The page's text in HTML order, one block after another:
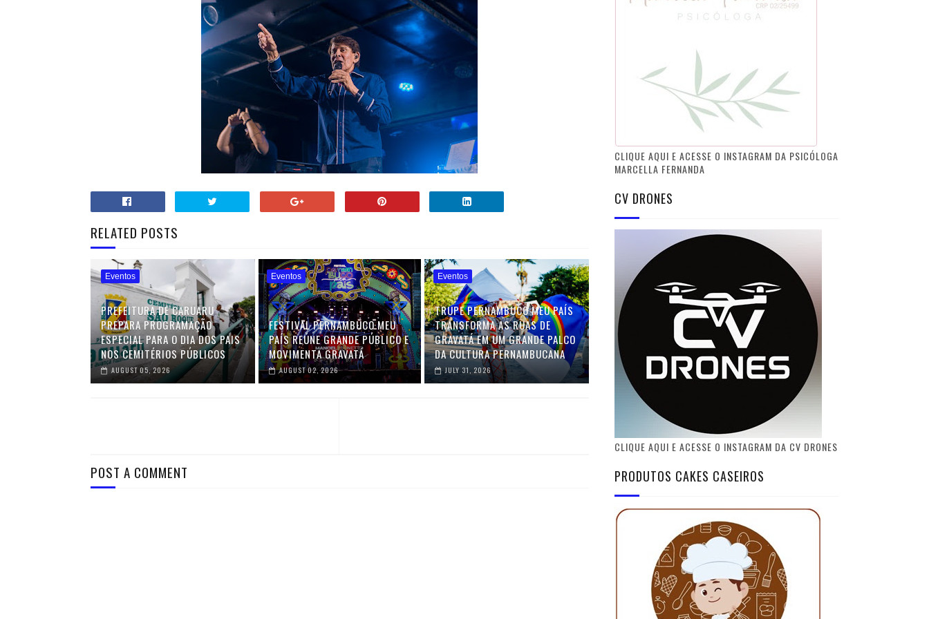
RELATED POSTS
Eventos
PREFEITURA DE CARUARU
PREPARA PROGRAMAÇÃO
ESPECIAL PARA O DIA DOS PAIS
NOS CEMITÉRIOS PÚBLICOS
AUGUST 05, 2026
Eventos
FESTIVAL PERNAMBUCO MEU
PAÍS REÚNE GRANDE PÚBLICO E
MOVIMENTA GRAVATÁ
AUGUST 02, 2026
Eventos
TRUPE PERNAMBUCO MEU PAÍS
TRANSFORMA AS RUAS DE
GRAVATÁ EM UM GRANDE PALCO
DA CULTURA PERNAMBUCANA
JULY 31, 2026
POST A COMMENT
CLIQUE AQUI E ACESSE O INSTAGRAM DA PSICÓLOGA
MARCELLA FERNANDA
CV DRONES
CLIQUE AQUI E ACESSE O INSTAGRAM DA CV DRONES
PRODUTOS CAKES CASEIROS